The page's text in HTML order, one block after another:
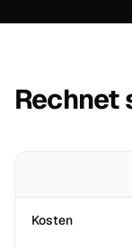
Rechnet
Kosten